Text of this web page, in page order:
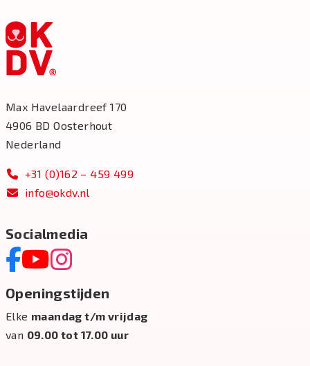
Max Havelaardreef 170
4906 BD Oosterhout
Nederland
+31 (0)162 – 459 499
info@okdv.nl
Socialmedia
Openingstijden
Elke maandag t/m vrijdag
van 09.00 tot 17.00 uur